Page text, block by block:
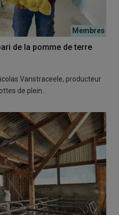
de la pomme de terre
Vanstraceele, producteur
de plein…